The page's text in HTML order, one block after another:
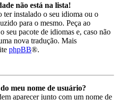
não está na lista!
ter instalado o seu idioma ou o
para o mesmo. Peça ao
seu pacote de idiomas e, caso não
nova tradução. Mais
phpBB®.
meu nome de usuário?
aparecer junto com um nome de